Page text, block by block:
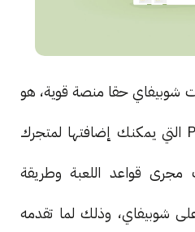
شوبيفاي حقا منصة قوية، هو
متجر الإضافات والـ Plugins التي يمكنك إضافتها لمتجرك
مجرى قواعد اللعبة وطريقة
على شوبيفاي، وذلك لما تقدمه